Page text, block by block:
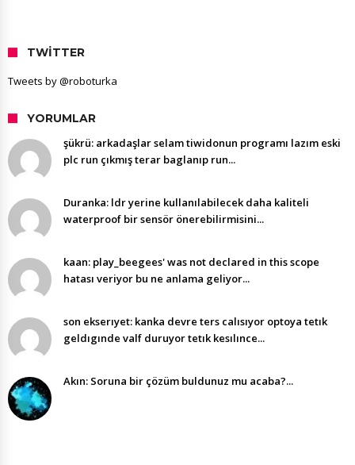
TWITTER
Tweets by @roboturka
YORUMLAR
şükrü: arkadaşlar selam tiwidonun programı lazım eski
plc run çıkmış terar baglanıp run...
Duranka: ldr yerine kullanılabilecek daha kaliteli
waterproof bir sensör önerebilirmisini...
kaan: play_beegees' was not declared in this scope
hatası veriyor bu ne anlama geliyor...
son ekserıyet: kanka devre ters calısıyor optoya tetık
geldıgınde valf duruyor tetık kesılınce...
Akın: Soruna bir çözüm buldunuz mu acaba?...